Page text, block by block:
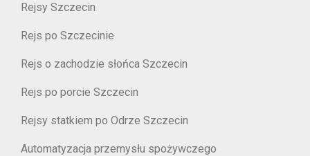
Rejsy Szczecin
Rejs po Szczecinie
Rejs o zachodzie słońca Szczecin
Rejs po porcie Szczecin
Rejsy statkiem po Odrze Szczecin
Automatyzacja przemysłu spożywczego